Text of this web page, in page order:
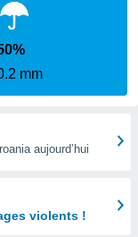
mm
aujourd’hui
violents !